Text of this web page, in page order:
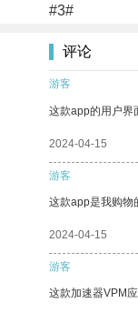
#3#
评论
游客
这款app的用户界
2024-04-15
游客
这款app是我购物
2024-04-15
游客
这款加速器VPM